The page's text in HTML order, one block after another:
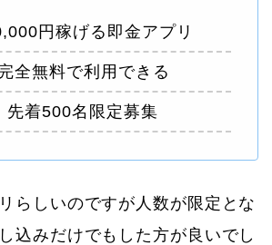
円稼げる即金アプリ
全無料で利用できる
先着500名限定募集
らしいのですが人数が限定とな
込みだけでもした方が良いでし